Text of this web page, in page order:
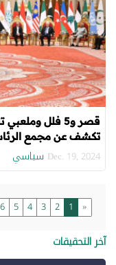
قصر و5 فلل
تكشف عن مجمع
Dec. 19, 2024 سياسي
«
1
2
3
4
5
6
آخر التحقيقات